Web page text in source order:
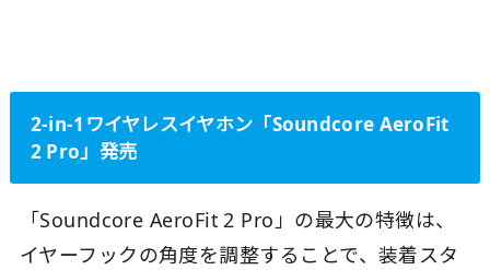
2-in-1ワイヤレスイヤホン「Soundcore AeroFit
2 Pro」発売
「Soundcore AeroFit 2 Pro」の最大の特徴は、
イヤーフックの角度を調整することで、装着スタ